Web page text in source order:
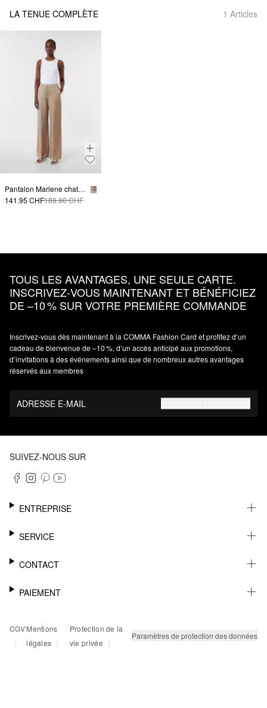
LA TENUE COMPLÈTE 1 Articles
Pantalon Marlene chatoyant en lin mélangé avec ceinture ajustée
141.95 CHF189.90 CHF
TOUS LES AVANTAGES, UNE SEULE CARTE.
INSCRIVEZ‑VOUS MAINTENANT ET BÉNÉFICIEZ
DE –10 % SUR VOTRE PREMIÈRE COMMANDE
Inscrivez‑vous dès maintenant à la COMMA Fashion Card et profitez d’un
cadeau de bienvenue de –10 %, d’un accès anticipé aux promotions,
d’invitations à des événements ainsi que de nombreux autres avantages
réservés aux membres
ADRESSE E-MAIL
SUIVEZ-NOUS SUR
ENTREPRISE
CARRIÈRE
SERVICE
NEWSLETTER
MÉMO
RETOURS
FAQ
CONTACT
AIDE
PAIEMENT
PAYPAL
CARTE BANCAIRE
CGV
|
Mentions
légales |
Protection de la
vie privée
| Paramètres de protection des données